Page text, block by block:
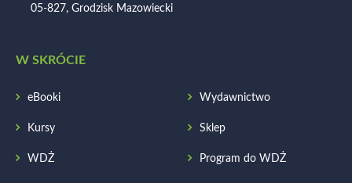
05-827, Grodzisk Mazowiecki
W SKRÓCIE
eBooki Wydawnictwo
Kursy Sklep
WDŻ Program do WDŻ